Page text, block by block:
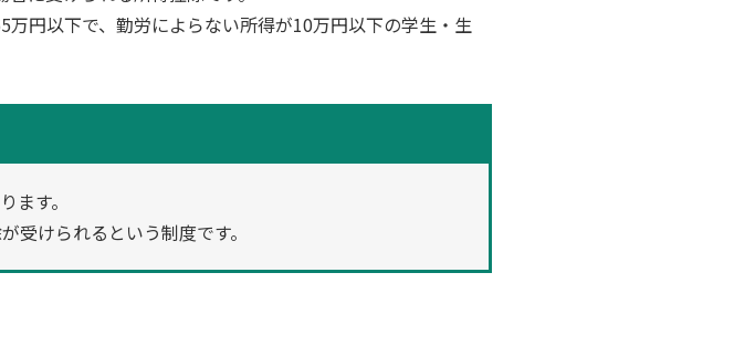
円以下で、勤労によらない所得が10万円以下の学生・生
ます。
受けられるという制度です。